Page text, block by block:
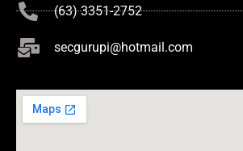
(63) 3351-2752
secgurupi@hotmail.com